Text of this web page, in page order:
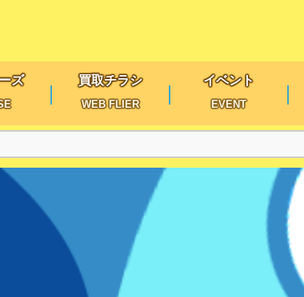
ズ 買取チラシ
WEB FLIER
イベント
EVENT